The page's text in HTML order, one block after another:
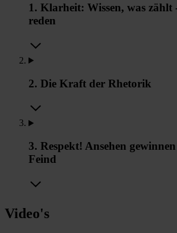
1. Klarheit: Wissen, was
reden
2. Die Kraft der Rhetorik
3. Respekt! Ansehen
Feind
Video's